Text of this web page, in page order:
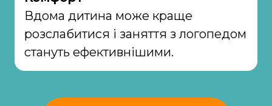
Вдома дитина може краще
розслабитися і заняття з логопедом
стануть ефективнішими.